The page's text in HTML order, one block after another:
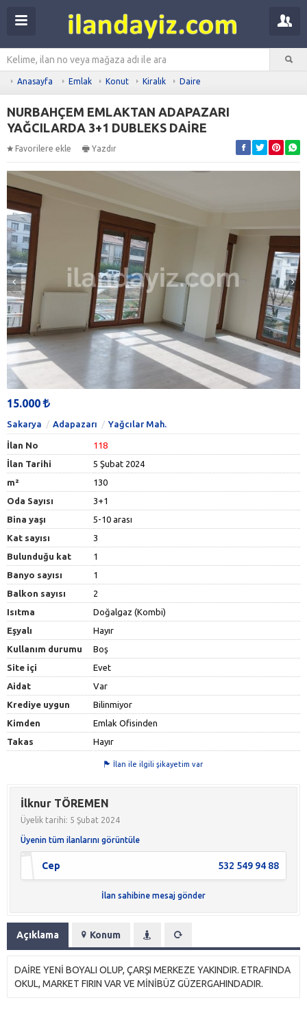
Anasayfa Emlak Konut Kiralık Daire
NURBAHÇEM EMLAKTAN ADAPAZARI
YAĞCILARDA 3+1 DUBLEKS DAİRE
Favorilere ekle Yazdır
15.000
Sakarya Adapazarı Yağcılar Mah.
İlan No
118
İlan Tarihi
5 Şubat 2024
m²
130
Oda Sayısı
3+1
Bina yaşı
5-10 arası
Kat sayısı
3
Bulunduğu kat
1
Banyo sayısı
1
Balkon sayısı
2
Isıtma
Doğalgaz (Kombi)
Eşyalı
Hayır
Kullanım durumu
Boş
Site içi
Evet
Aidat
Var
Krediye uygun
Bilinmiyor
Kimden
Emlak Ofisinden
Takas
Hayır
İlan ile ilgili şikayetim var
İlknur TÖREMEN
Üyelik tarihi: 5 Şubat 2024
Üyenin tüm ilanlarını görüntüle
Cep 532 549 94 88
İlan sahibine mesaj gönder
Açıklama Konum
DAİRE YENİ BOYALI OLUP, ÇARŞI MERKEZE YAKINDIR. ETRAFINDA
OKUL, MARKET FIRIN VAR VE MİNİBÜZ GÜZERGAHINDADIR.